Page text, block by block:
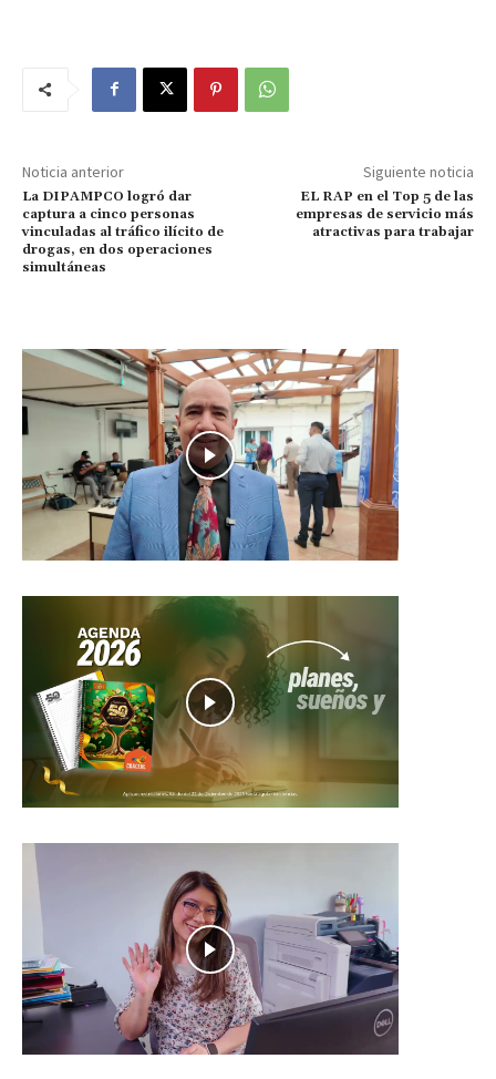
Noticia anterior
La DIPAMPCO logró dar
captura a cinco personas
vinculadas al tráfico ilícito de
drogas, en dos operaciones
simultáneas
Siguiente noticia
EL RAP en el Top 5 de las
empresas de servicio más
atractivas para trabajar